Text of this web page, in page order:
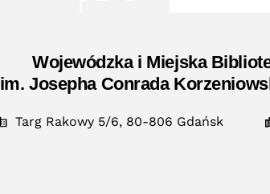
Wojewódzka i Miejska
im. Josepha Conrada
Targ Rakowy 5/6, 80-806 Gdańsk